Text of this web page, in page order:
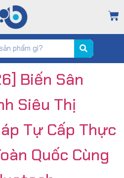
Biến Sân
Siêu Thị
Tự Cấp Thực
Quốc Cùng